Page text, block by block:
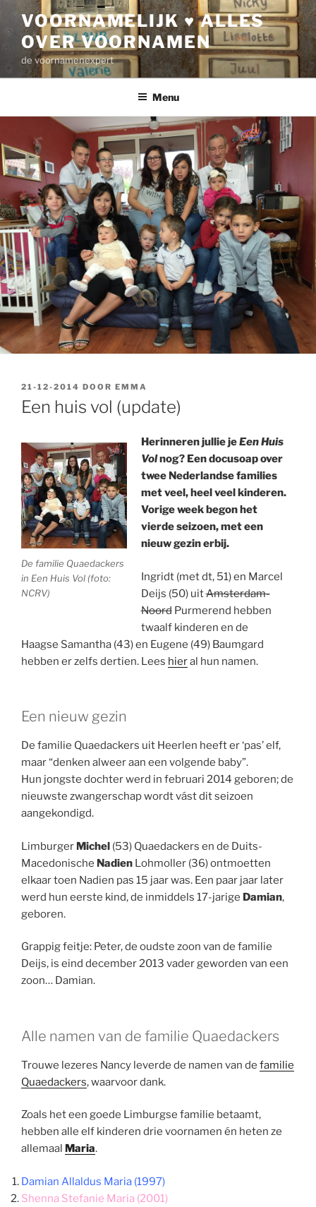
inhoud
VOORNAMELIJK ♥ ALLES
OVER VOORNAMEN
de voornamenexpert
Menu
GEPLAATST
OP
21-12-2014 DOOR EMMA
Een huis vol (update)
De familie Quaedackers
in Een Huis Vol (foto:
NCRV)
Herinneren jullie jeEen Huis
Volnog? Een docusoap over
twee Nederlandse families
met veel, heel veel kinderen.
Vorige week begon het
vierde seizoen, met een
nieuw gezin erbij.
Ingridt (met dt, 51) en Marcel
Deijs (50) uitAmsterdam-
NoordPurmerend hebben
twaalf kinderen en de
Haagse Samantha (43) en Eugene (49) Baumgard
hebben er zelfs dertien. Lees hieral hun namen.
Een nieuw gezin
De familie Quaedackers uit Heerlen heeft er ‘pas’ elf,
maar “denken alweer aan een volgende baby”.
Hun jongste dochter werd in februari 2014 geboren; de
nieuwste zwangerschap wordt vást dit seizoen
aangekondigd.
Limburger Michel (53) Quaedackers en de Duits-
Macedonische Nadien Lohmoller (36) ontmoetten
elkaar toen Nadien pas 15 jaar was. Een paar jaar later
werd hun eerste kind, de inmiddels 17-jarige Damian,
geboren.
Grappig feitje: Peter, de oudste zoon van de familie
Deijs, is eind december 2013 vader geworden van een
zoon… Damian.
Alle namen van de familie Quaedackers
Trouwe lezeres Nancy leverde de namen van de familie
Quaedackers, waarvoor dank.
Zoals het een goede Limburgse familie betaamt,
hebben alle elf kinderen drie voornamen én heten ze
allemaal Maria.
Damian Allaldus Maria (1997)
Shenna Stefanie Maria (2001)